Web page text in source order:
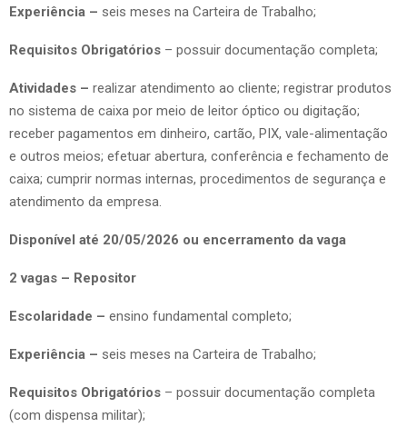
Experiência – seis meses na Carteira de Trabalho;
Requisitos Obrigatórios – possuir documentação completa;
Atividades – realizar atendimento ao cliente; registrar produtos
no sistema de caixa por meio de leitor óptico ou digitação;
receber pagamentos em dinheiro, cartão, PIX, vale-alimentação
e outros meios; efetuar abertura, conferência e fechamento de
caixa; cumprir normas internas, procedimentos de segurança e
atendimento da empresa.
Disponível até 20/05/2026 ou encerramento da vaga
2 vagas – Repositor
Escolaridade – ensino fundamental completo;
Experiência – seis meses na Carteira de Trabalho;
Requisitos Obrigatórios – possuir documentação completa
(com dispensa militar);